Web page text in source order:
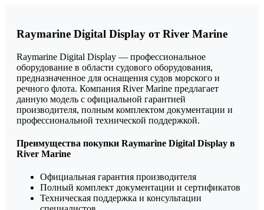
Raymarine Digital Display от River Marine
Raymarine Digital Display — профессиональное
оборудование в области судового оборудования,
предназначенное для оснащения судов морского и
речного флота. Компания River Marine предлагает
данную модель с официальной гарантией
производителя, полным комплектом документации и
профессиональной технической поддержкой.
Преимущества покупки Raymarine Digital Display в
River Marine
Официальная гарантия производителя
Полный комплект документации и сертификатов
Техническая поддержка и консультации